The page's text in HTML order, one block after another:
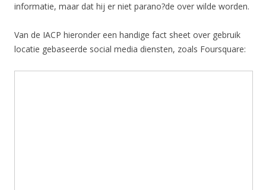
informatie, maar dat hij er niet parano?de over wilde worden.
Van de IACP hieronder een handige fact sheet over gebruik
locatie gebaseerde social media diensten, zoals Foursquare: